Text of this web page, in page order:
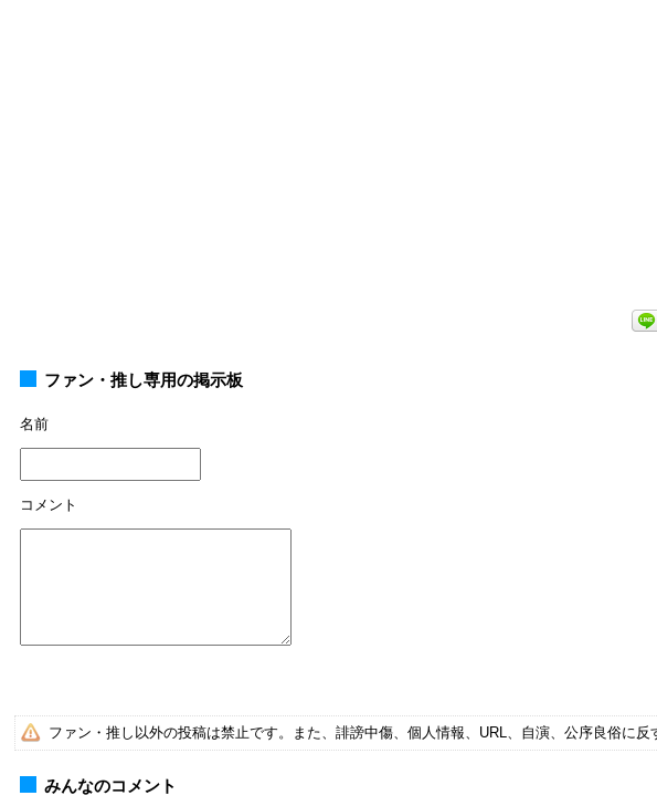
ファン・推し専用の掲示板
名前
コメント
ファン・推し以外の投稿は禁止です。また、誹謗中傷、個人情報、URL、自演、公序良俗に
みんなのコメント